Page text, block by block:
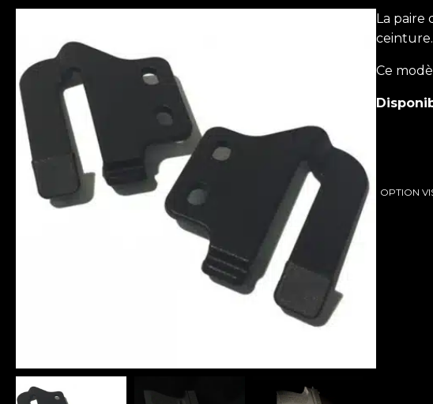
La paire
ceinture.
Ce
OPTION